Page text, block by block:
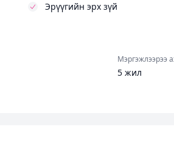
Эрүүгийн эрх зүй
Мэргэжлээрээ
5 жил